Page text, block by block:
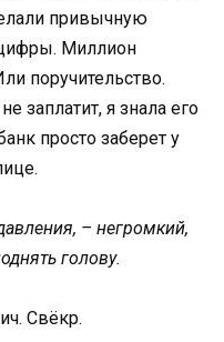
привычную
цифры. Миллион
поручительство.
заплатит, я знала его
просто заберет у
– негромкий,
голову.
Свёкр.